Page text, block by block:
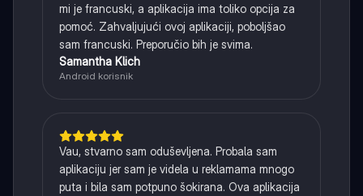
mi je francuski, a aplikacija ima toliko opcija za
pomoć. Zahvaljujući ovoj aplikaciji, poboljšao
sam francuski. Preporučio bih je svima.
Samantha Klich
Android korisnik
Vau, stvarno sam oduševljena. Probala sam
aplikaciju jer sam je videla u reklamama mnogo
puta i bila sam potpuno šokirana. Ova aplikacija